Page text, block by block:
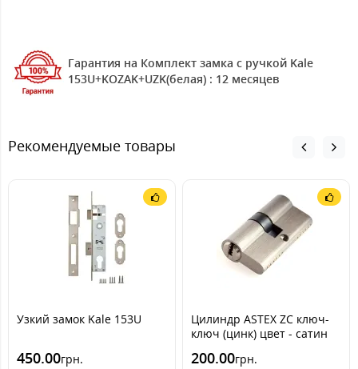
Гарантия на Комплект замка с ручкой Kale
153U+KOZAK+UZK(белая) : 12 месяцев
Рекомендуемые товары
Узкий замок Kale 153U
450.00грн.
Цилиндр ASTEX ZC ключ-
ключ (цинк) цвет - сатин
200.00грн.